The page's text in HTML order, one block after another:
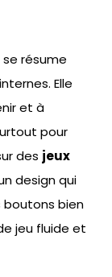
résume
Elle
et à
pour
des jeux
design qui
boutons bien
jeu fluide et